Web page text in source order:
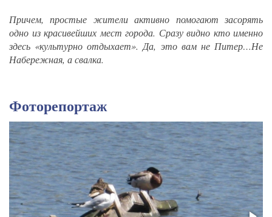
Причем, простые жители активно помогают засорять
одно из красивейших мест города. Сразу видно кто именно
здесь «культурно отдыхает». Да, это вам не Питер…Не
Набережная, а свалка.
Фоторепортаж